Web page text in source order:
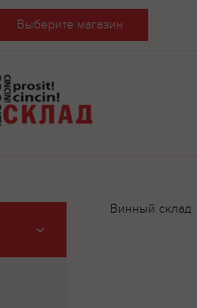
Выберите магазин
Винный склад